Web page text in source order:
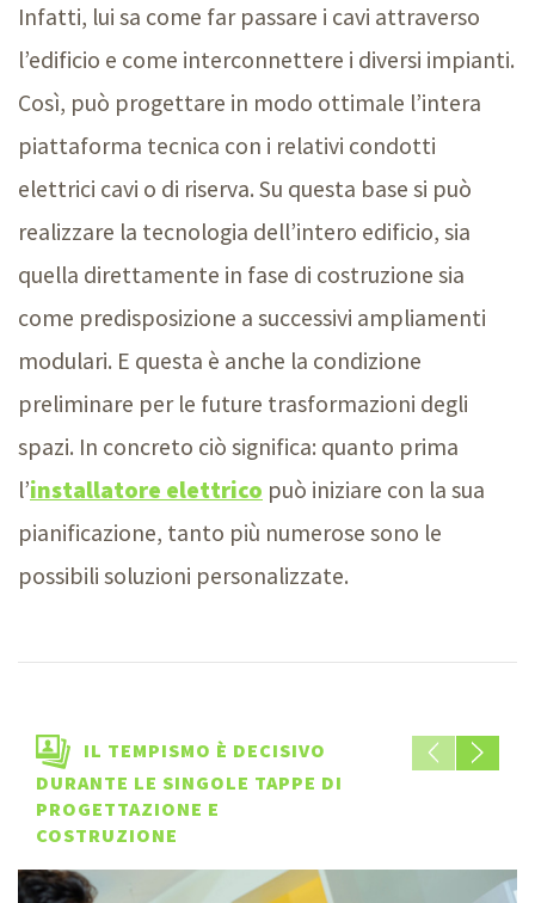
Infatti, lui sa come far passare i cavi attraverso
l’edificio e come interconnettere i diversi impianti.
Così, può progettare in modo ottimale l’intera
piattaforma tecnica con i relativi condotti
elettrici cavi o di riserva. Su questa base si può
realizzare la tecnologia dell’intero edificio, sia
quella direttamente in fase di costruzione sia
come predisposizione a successivi ampliamenti
modulari. E questa è anche la condizione
preliminare per le future trasformazioni degli
spazi. In concreto ciò significa: quanto prima
l’installatore elettrico può iniziare con la sua
pianificazione, tanto più numerose sono le
possibili soluzioni personalizzate.
IL TEMPISMO È DECISIVO
DURANTE LE SINGOLE TAPPE DI
PROGETTAZIONE E
COSTRUZIONE